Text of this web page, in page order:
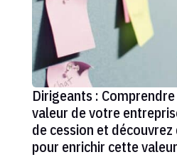
Dirigeants :
valeur de votre
de cession et
pour enrichir cette